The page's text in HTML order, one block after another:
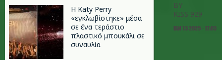
H Katy Perry
«εγκλωβίστηκε» μέσα
σε ένα τεράστιο
πλαστικό μπουκάλι σε
συναυλία
BY
KISS 929
ΙΑΝ 13 2025 - 17:03